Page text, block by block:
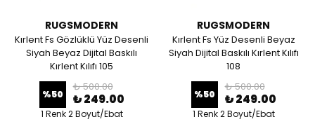
RUGSMODERN
Kırlent Fs Gözlüklü Yüz Desenli
Siyah Beyaz Dijital Baskılı
Kırlent Kılıfı 105
%50
₺ 500.00
₺ 249.00
1 Renk 2 Boyut/Ebat
RUGSMODERN
Kırlent Fs Yüz Desenli Beyaz
Siyah Dijital Baskılı Kırlent Kılıfı
108
%50
₺ 500.00
₺ 249.00
1 Renk 2 Boyut/Ebat